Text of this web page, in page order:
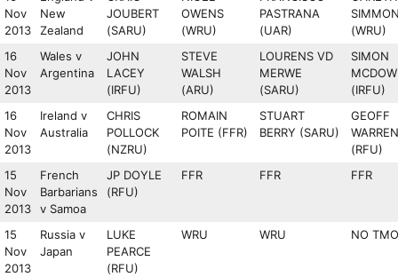
Nov
2013
New
Zealand
JOUBERT
(SARU)
OWENS
(WRU)
PASTRANA
(UAR)
(WRU)
16
Nov
2013
Wales v
Argentina
JOHN
LACEY
(IRFU)
STEVE
WALSH
(ARU)
LOURENS VD
MERWE
(SARU)
SIMON
(IRFU)
16
Nov
2013
Ireland v
Australia
CHRIS
POLLOCK
(NZRU)
ROMAIN
POITE (FFR)
STUART
BERRY (SARU)
GEOFF
WARREN
(RFU)
15
Nov
2013
French
Barbarians
v Samoa
JP DOYLE
(RFU)
FFR FFR FFR
15
Nov
2013
Russia v
Japan
LUKE
PEARCE
(RFU)
WRU WRU NO TMO